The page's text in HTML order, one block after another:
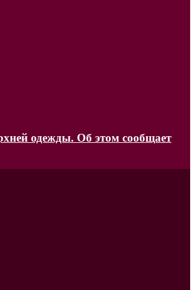
одежды. Об этом сообщает